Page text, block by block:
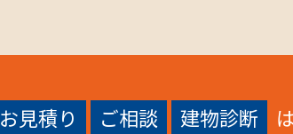
お見積り ご相談 建物診断